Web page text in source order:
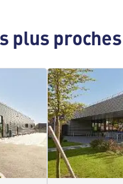
plus proches